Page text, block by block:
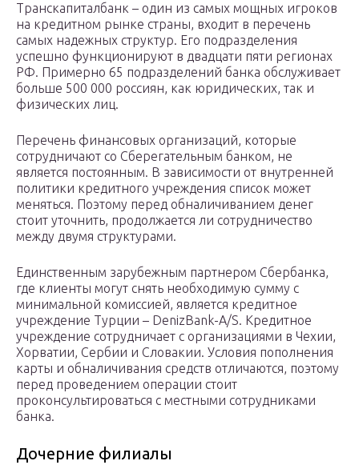
Транскапиталбанк – один из самых мощных игроков
на кредитном рынке страны, входит в перечень
самых надежных структур. Его подразделения
успешно функционируют в двадцати пяти регионах
РФ. Примерно 65 подразделений банка обслуживает
больше 500 000 россиян, как юридических, так и
физических лиц.
Перечень финансовых организаций, которые
сотрудничают со Сберегательным банком, не
является постоянным. В зависимости от внутренней
политики кредитного учреждения список может
меняться. Поэтому перед обналичиванием денег
стоит уточнить, продолжается ли сотрудничество
между двумя структурами.
Единственным зарубежным партнером Сбербанка,
где клиенты могут снять необходимую сумму с
минимальной комиссией, является кредитное
учреждение Турции – DenizBank-A/S. Кредитное
учреждение сотрудничает с организациями в Чехии,
Хорватии, Сербии и Словакии. Условия пополнения
карты и обналичивания средств отличаются, поэтому
перед проведением операции стоит
проконсультироваться с местными сотрудниками
банка.
Дочерние филиалы